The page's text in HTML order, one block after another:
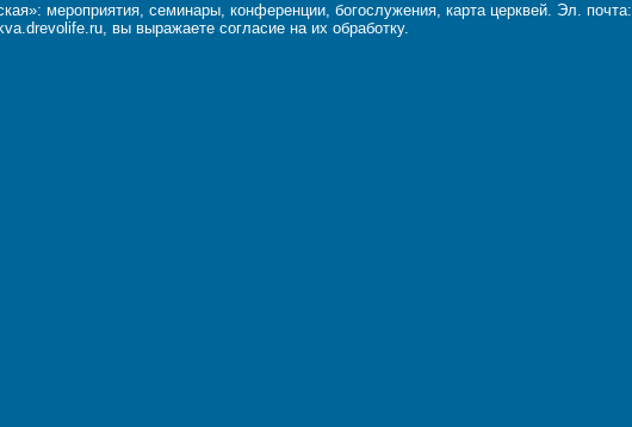
мероприятия, семинары, конференции, богослужения, карта церквей. Эл. почта:
вы выражаете согласие на их обработку.